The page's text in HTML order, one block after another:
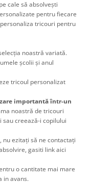
cale să absolvești
pentru fiecare
tricouri pentru
noastră variată.
școlii și anul
tricoul personalizat
importantă într-un
noastră de tricouri
creează-i copilului
ezitați să ne contactați
o cantitate mai mare
in avans.